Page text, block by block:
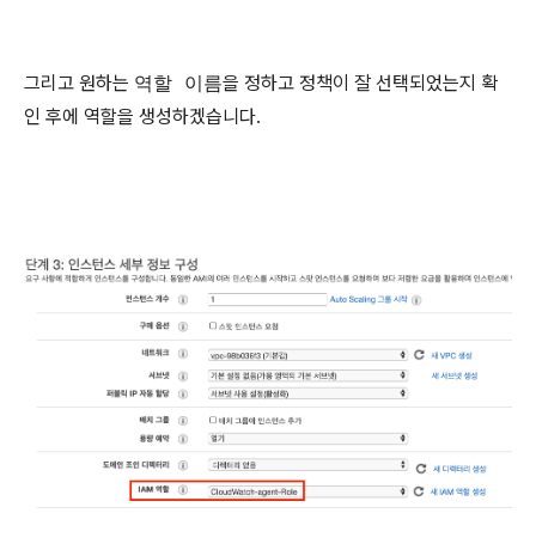
그리고 원하는 역할 이름을 정하고 정책이 잘 선택되었는지 확
인 후에 역할을 생성하겠습니다.